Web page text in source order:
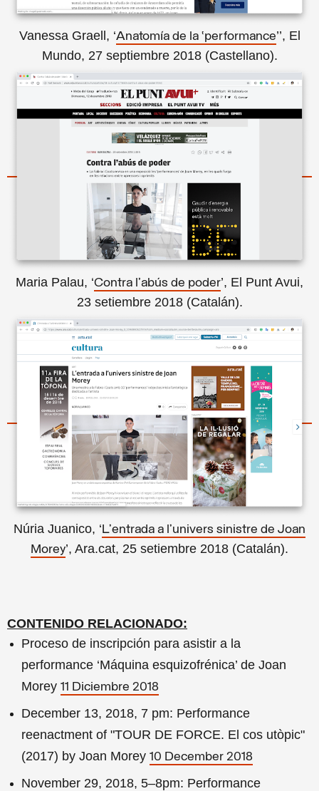
Vanessa Graell, ‘Anatomía de la ‘performance’’, El
Mundo, 27 septiembre 2018 (Castellano).
Maria Palau, ‘Contra l'abús de poder’, El Punt Avui,
23 setiembre 2018 (Catalán).
Núria Juanico, ‘ L’entrada a l’univers sinistre de Joan
Morey’, Ara.cat, 25 setiembre 2018 (Catalán).
CONTENIDO RELACIONADO:
Proceso de inscripción para asistir a la
performance ‘Máquina esquizofrénica’ de Joan
Morey 11 Diciembre 2018
December 13, 2018, 7 pm: Performance
reenactment of "TOUR DE FORCE. El cos utòpic"
(2017) by Joan Morey 10 December 2018
November 29, 2018, 5–8pm: Performance